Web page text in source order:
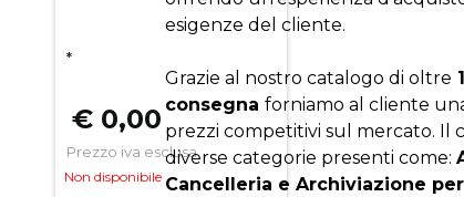
*
€ 0,00
Prezzo iva esclusa
Non disponibile
esigenze del cliente.
Grazie al nostro catalogo di oltre
consegnaforniamo al cliente
prezzi competitivi sul mercato. Il
diverse categorie presenti come:
Cancelleria e Archiviazione